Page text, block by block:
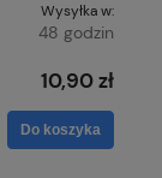
Wysyłka w:
48 godzin
10,90 zł
Do koszyka